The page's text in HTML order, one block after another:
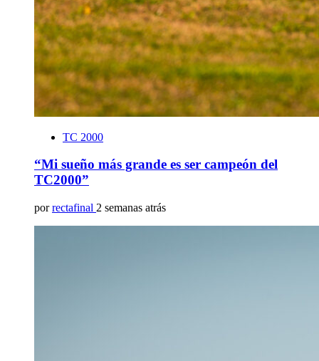
TC 2000
“Mi sueño más grande es ser campeón del
TC2000”
por rectafinal 2 semanas atrás